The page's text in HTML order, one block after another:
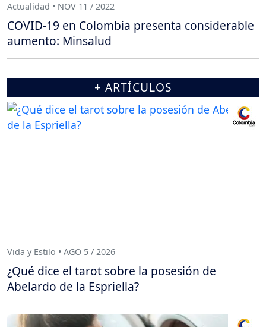
Actualidad • NOV 11 / 2022
COVID-19 en Colombia presenta considerable
aumento: Minsalud
+ ARTÍCULOS
Vida y Estilo • AGO 5 / 2026
¿Qué dice el tarot sobre la posesión de
Abelardo de la Espriella?